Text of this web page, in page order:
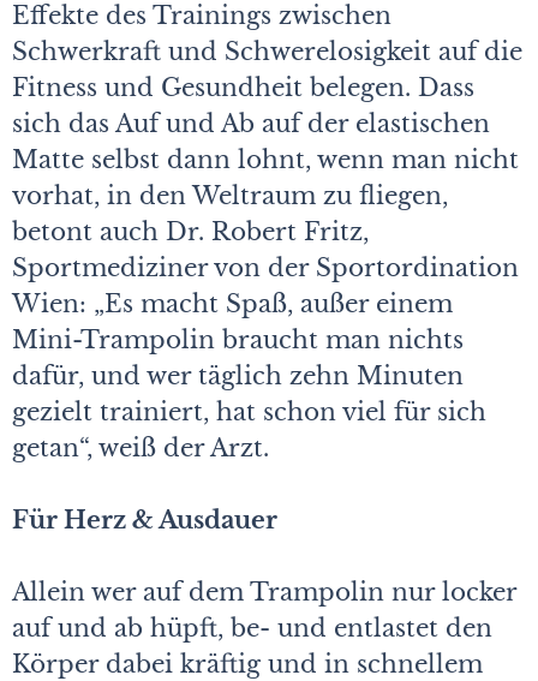
Effekte des Trainings zwischen
Schwerkraft und Schwerelosigkeit auf die
Fitness und Gesundheit belegen. Dass
sich das Auf und Ab auf der elastischen
Matte selbst dann lohnt, wenn man nicht
vorhat, in den Weltraum zu fliegen,
betont auch Dr. Robert Fritz,
Sportmediziner von der Sportordination
Wien: „Es macht Spaß, außer einem
Mini-Trampolin braucht man nichts
dafür, und wer täglich zehn Minuten
gezielt trainiert, hat schon viel für sich
getan“, weiß der Arzt.
Für Herz & Ausdauer
Allein wer auf dem Trampolin nur locker
auf und ab hüpft, be- und entlastet den
Körper dabei kräftig und in schnellem